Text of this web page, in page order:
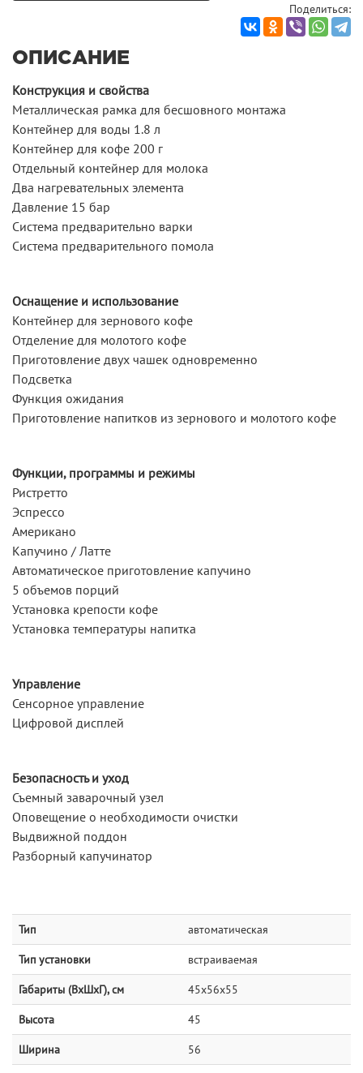
Поделиться:
ОПИСАНИЕ
Конструкция и свойства
Металлическая рамка для бесшовного монтажа
Контейнер для воды 1.8 л
Контейнер для кофе 200 г
Отдельный контейнер для молока
Два нагревательных элемента
Давление 15 бар
Система предварительно варки
Система предварительного помола
Оснащение и использование
Контейнер для зернового кофе
Отделение для молотого кофе
Приготовление двух чашек одновременно
Подсветка
Функция ожидания
Приготовление напитков из зернового и молотого кофе
Функции, программы и режимы
Ристретто
Эспрессо
Американо
Капучино / Латте
Автоматическое приготовление капучино
5 объемов порций
Установка крепости кофе
Установка температуры напитка
Управление
Сенсорное управление
Цифровой дисплей
Безопасность и уход
Съемный заварочный узел
Оповещение о необходимости очистки
Выдвижной поддон
Разборный капучинатор
Тип автоматическая
Тип установки встраиваемая
Габариты (ВхШхГ), см 45х56х55
Высота 45
Ширина 56